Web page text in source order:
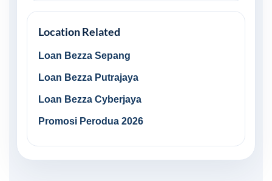
Location Related
Loan Bezza Sepang
Loan Bezza Putrajaya
Loan Bezza Cyberjaya
Promosi Perodua 2026